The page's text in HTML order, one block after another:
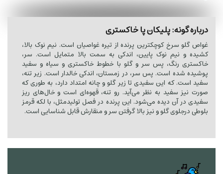
درباره گونه: پلیکان پا خاکستری
غواص گلو سرخ کوچکترین پرنده از تیره غواصیان است. نیم نوک بالا،
کشیده و نیم نوک پایین، اندکی به سمت بالا متمایل است. سر،
خاکستری رنگ، پس سر و گلو با خطوط خاکستری و سیاه و سفید
پوشیده شده است. پس سر، در زمستان، اندکی خالدار است. زیر تنه،
سفید است. که این سفیدی تا زیر گلو و چانه امتداد دارد، به طوری که
صورت نیز سفید به نظر می‌آید. رو تنه، قهوه‌ای است و خال‌های ریز
سفیدی در آن دیده می‌شود. این پرنده در فصل تولیدمثل، با لکه قرمز
بلوطی درجلوی گلو و نیز بالا گرفتن سر و منقارش قابل شناسایی است.